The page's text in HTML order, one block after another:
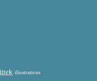
illustrations